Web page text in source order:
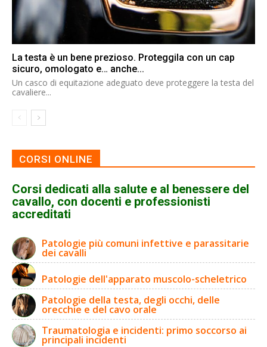
La testa è un bene prezioso. Proteggila con un cap
sicuro, omologato e… anche...
Un casco di equitazione adeguato deve proteggere la testa del
cavaliere...
CORSI ONLINE
Corsi dedicati alla salute e al benessere del
cavallo, con docenti e professionisti
accreditati
Patologie più comuni infettive e parassitarie
dei cavalli
Patologie dell'apparato muscolo-scheletrico
Patologie della testa, degli occhi, delle
orecchie e del cavo orale
Traumatologia e incidenti: primo soccorso ai
principali incidenti